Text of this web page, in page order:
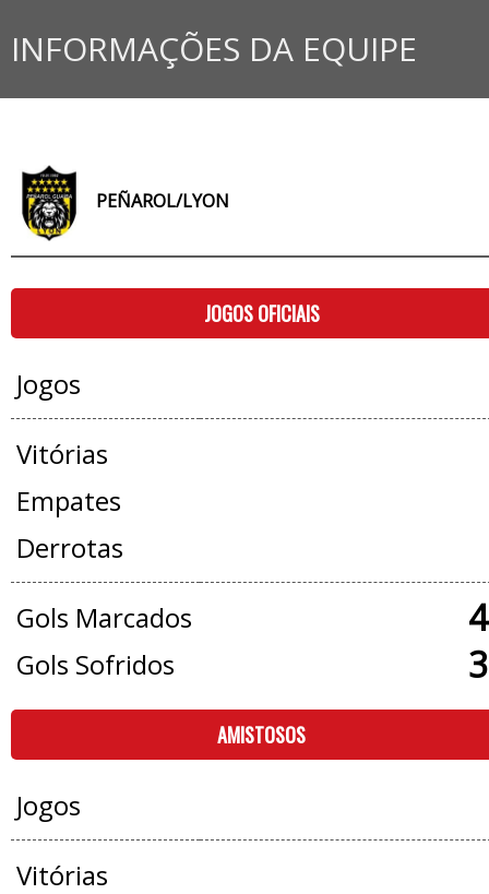
INFORMAÇÕES DA EQUIPE
PEÑAROL/LYON
JOGOS OFICIAIS
Jogos
Vitórias
Empates
Derrotas
Gols Marcados
Gols Sofridos
AMISTOSOS
Jogos
Vitórias